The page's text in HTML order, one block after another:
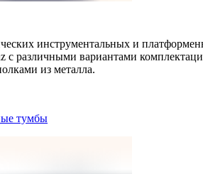
инструментальных и
с различными вариантами
из металла.
тумбы